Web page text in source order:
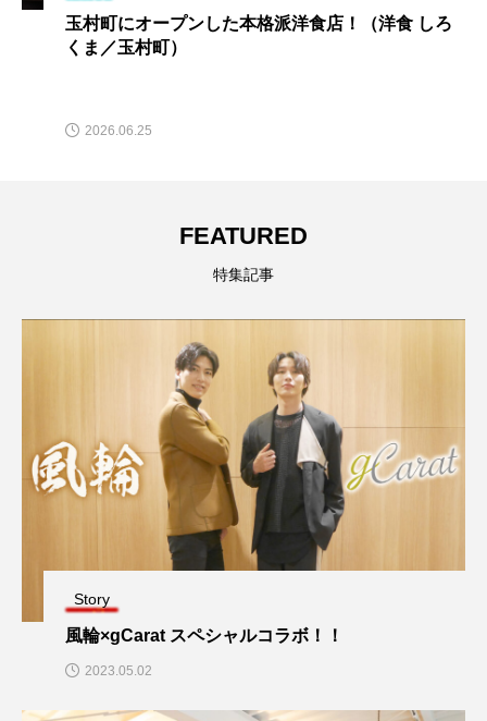
玉村町にオープンした本格派洋食店！（洋食 しろ
くま／玉村町）
2026.06.25
FEATURED
特集記事
Story
風輪×gCarat スペシャルコラボ！！
2023.05.02